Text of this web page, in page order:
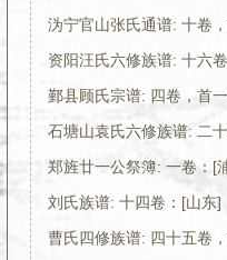
沩宁官山张氏通谱: 十卷
鄞县顾氏宗谱: 四卷，首
郑旌廿一公祭簿: 一卷：[
刘氏族谱: 十四卷：[山东]
曹氏四修族谱: 四十五卷